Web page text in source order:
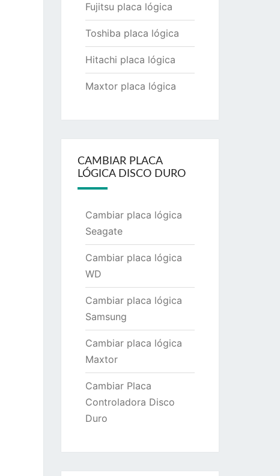
Fujitsu placa lógica
Toshiba placa lógica
Hitachi placa lógica
Maxtor placa lógica
CAMBIAR PLACA
LÓGICA DISCO DURO
Cambiar placa lógica
Seagate
Cambiar placa lógica
WD
Cambiar placa lógica
Samsung
Cambiar placa lógica
Maxtor
Cambiar Placa
Controladora Disco
Duro